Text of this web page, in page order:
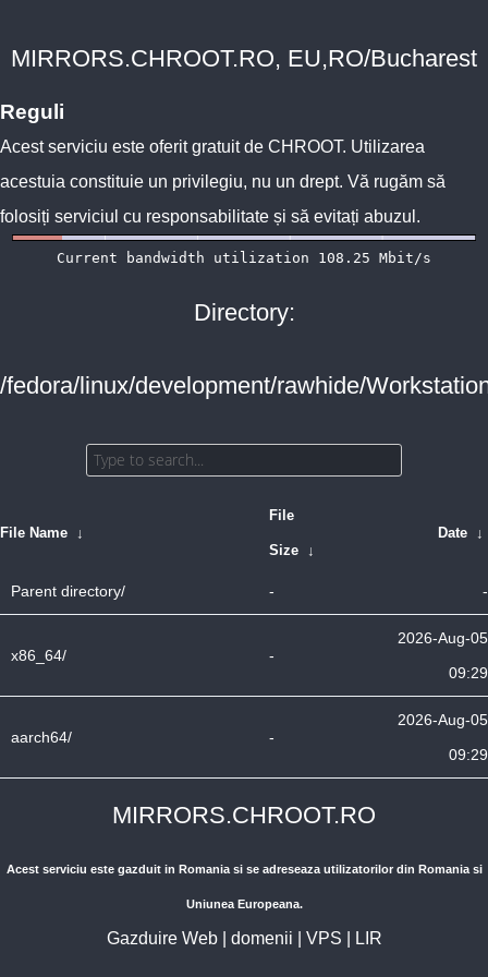
MIRRORS.CHROOT.RO, EU,RO/Bucharest
Reguli
Acest serviciu este oferit gratuit de CHROOT. Utilizarea
acestuia constituie un privilegiu, nu un drept. Vă rugăm să
folosiți serviciul cu responsabilitate și să evitați abuzul.
Directory:
/fedora/linux/development/rawhide/
File Name ↓
File
Size ↓
Date ↓
Parent directory/ - -
x86_64/ -
2026-Aug-05
09:29
aarch64/ -
2026-Aug-05
09:29
MIRRORS.CHROOT.RO
Acest serviciu este gazduit in Romania si se adreseaza utilizatorilor din Romania si
Uniunea Europeana.
Gazduire Web| domenii VPS LIR